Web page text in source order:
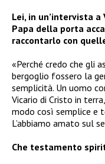
Lei, in un’intervista a
Papa della porta
raccontarlo con
«Perché credo che gli
bergoglio fossero la
semplicità. Un uomo
Vicario di Cristo in
modo così semplice e
L’abbiamo amato sul
Che testamento